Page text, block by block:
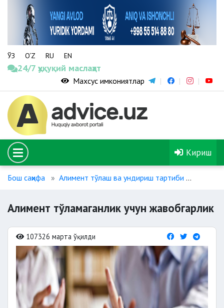
ЎЗ O‘Z RU EN
24/7 ҳуқуқий маслаҳат
Махсус имкониятлар
Кириш
Бош саҳифа Алимент тўлаш ва ундириш тартиби
Алимент тўламаганлик учун жавобгарлик
107326 марта ўқилди